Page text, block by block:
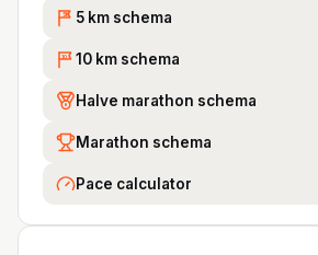
5K 5 km schema
10 10 km schema
Halve marathon schema
Marathon schema
Pace calculator